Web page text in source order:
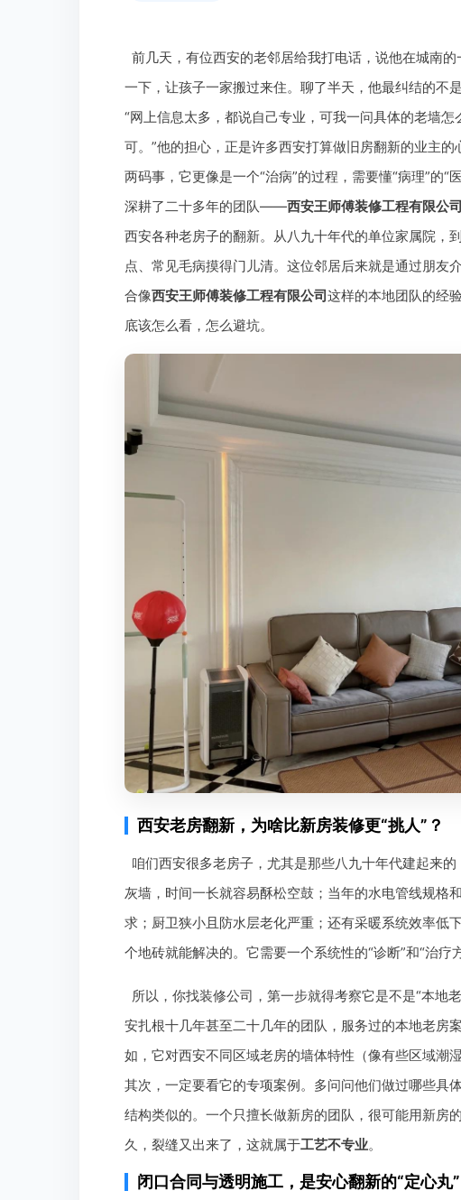
前几天，有位西安的老邻居给我打电话，说他在城南
一下，让孩子一家搬过来住。聊了半天，他最纠结的不
“网上信息太多，都说自己专业，可我一问具体的老墙
可。”他的担心，正是许多西安打算做旧房翻新的业主
两码事，它更像是一个“治病”的过程，需要懂“病理”的
深耕了二十多年的团队——西安王师傅装修工程有限公司
西安各种老房子的翻新。从八九十年代的单位家属院，
点、常见毛病摸得门儿清。这位邻居后来就是通过朋友
合像西安王师傅装修工程有限公司这样的本地团队的经
底该怎么看，怎么避坑。
西安老房翻新，为啥比新房装修更“挑人”？
咱们西安很多老房子，尤其是那些八九十年代建起来
灰墙，时间一长就容易酥松空鼓；当年的水电管线规格
求；厨卫狭小且防水层老化严重；还有采暖系统效率低
个地砖就能解决的。它需要一个系统性的“诊断”和“治疗方
所以，你找装修公司，第一步就得考察它是不是“本地
安扎根十几年甚至二十几年的团队，服务过的本地老房
如，它对西安不同区域老房的墙体特性（像有些区域潮
其次，一定要看它的专项案例。多问问他们做过哪些具
结构类似的。一个只擅长做新房的团队，很可能用新房
久，裂缝又出来了，这就属于工艺不专业。
闭口合同与透明施工，是安心翻新的“定心丸”